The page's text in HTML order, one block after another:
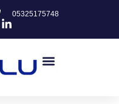
05325175748